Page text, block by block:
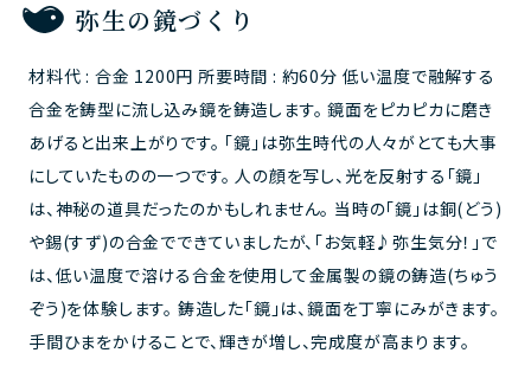
弥生の鏡づくり
材料代 : 合金 1200円 所要時間 : 約60分 低い温度で融解する
合金を鋳型に流し込み鏡を鋳造します。 鏡面をピカピカに磨き
あげると出来上がりです。 「鏡」は弥生時代の人々がとても大事
にしていたものの一つです。 人の顔を写し、光を反射する「鏡」
は、神秘の道具だったのかもしれません。 当時の「鏡」は銅(どう)
や錫(すず)の合金でできていましたが、「お気軽♪弥生気分！」で
は、低い温度で溶ける合金を使用して金属製の鏡の鋳造(ちゅう
ぞう)を体験します。 鋳造した「鏡」は、鏡面を丁寧にみがきます。
手間ひまをかけることで、輝きが増し、完成度が高まります。